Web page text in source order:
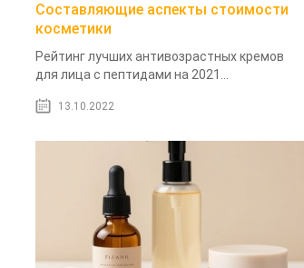
Составляющие аспекты стоимости
косметики
Рейтинг лучших антивозрастных кремов
для лица с пептидами на 2021...
13.10.2022